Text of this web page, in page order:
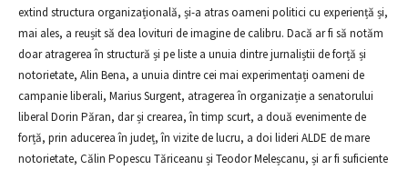
extind structura organizațională, și-a atras oameni politici cu experiență și,
mai ales, a reușit să dea lovituri de imagine de calibru. Dacă ar fi să notăm
doar atragerea în structură și pe liste a unuia dintre jurnaliștii de forță și
notorietate, Alin Bena, a unuia dintre cei mai experimentați oameni de
campanie liberali, Marius Surgent, atragerea în organizație a senatorului
liberal Dorin Păran, dar și crearea, în timp scurt, a două evenimente de
forță, prin aducerea în județ, în vizite de lucru, a doi lideri ALDE de mare
notorietate, Călin Popescu Tăriceanu și Teodor Meleșcanu, și ar fi suficiente